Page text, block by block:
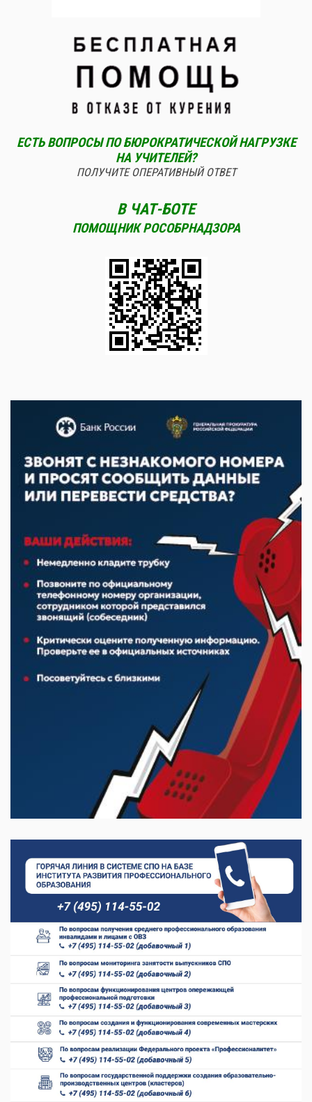
ЕСТЬ ВОПРОСЫ ПО БЮРОКРАТИЧЕСКОЙ НАГРУЗКЕ
НА УЧИТЕЛЕЙ?
ПОЛУЧИТЕ ОПЕРАТИВНЫЙ ОТВЕТ
В ЧАТ-БОТЕ
ПОМОЩНИК РОСОБРНАДЗОРА